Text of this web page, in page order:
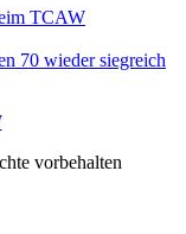
TCAW
70 wieder siegreich
vorbehalten